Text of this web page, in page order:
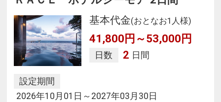
基本代金(おとなお1人様)
41,800円～53,000円
日数 2 日間
設定期間
2026年10月01日～2027年03月30日